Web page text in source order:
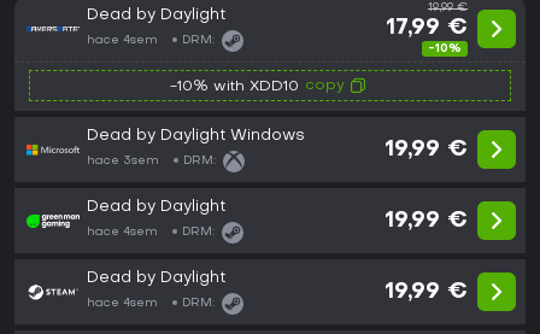
Dead by Daylight
hace 4sem DRM:
19,99 €
17,99 €
-10%
-10% with XDD10 copy
Dead by Daylight Windows
hace 3sem DRM:
19,99 €
Dead by Daylight
hace 4sem DRM:
19,99 €
Dead by Daylight
hace 4sem DRM:
19,99 €